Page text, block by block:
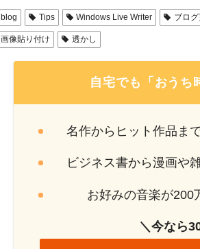
blog Tips Windows Live Writer ブロ
画像貼り付け 透かし
自宅でも「おうち
名作からヒット作品ま
ビジネス書から漫画や
お好みの音楽が200
＼今なら